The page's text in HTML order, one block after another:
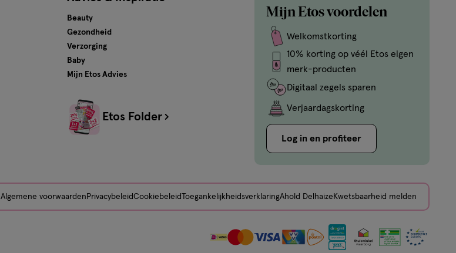
Beauty
Gezondheid
Verzorging
Baby
Mijn Etos Advies
Etos Folder
Mijn Etos voordelen
Welkomstkorting
10% korting op véél Etos eigen
merk-producten
Digitaal zegels sparen
Verjaardagskorting
Log in en profiteer
Algemene voorwaarden PrivacybeleidCookiebeleid ToegankelijkheidsverklaringAhold Delhaize Kwetsbaarheid melden